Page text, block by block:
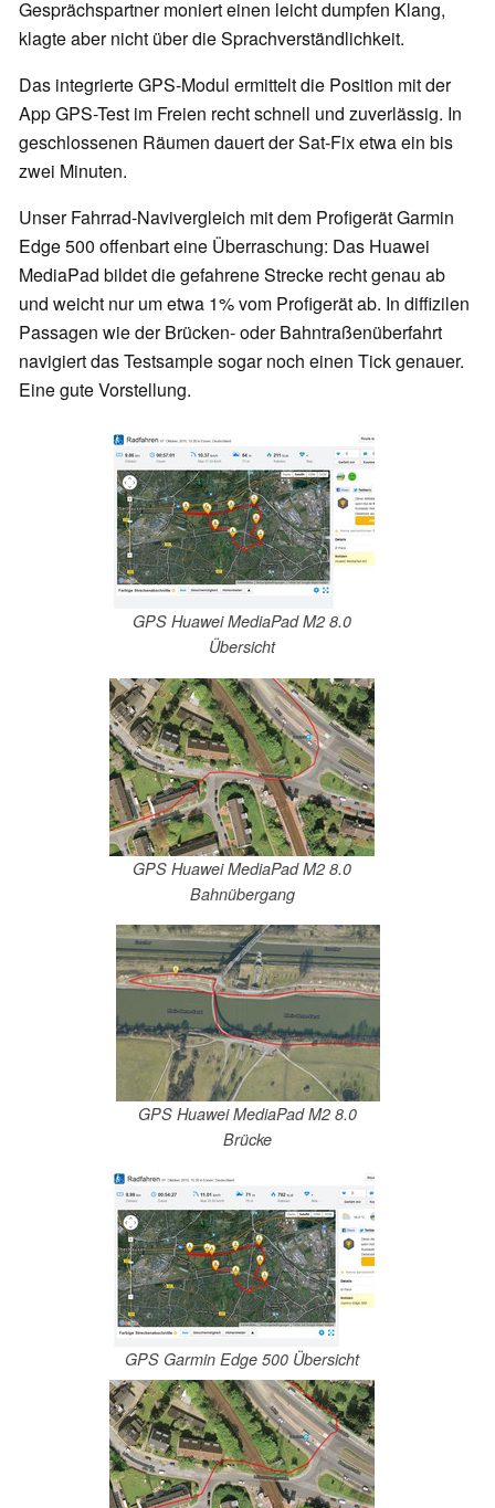
Gesprächspartner moniert einen leicht dumpfen Klang,
klagte aber nicht über die Sprachverständlichkeit.
Das integrierte GPS-Modul ermittelt die Position mit der
App GPS-Test im Freien recht schnell und zuverlässig. In
geschlossenen Räumen dauert der Sat-Fix etwa ein bis
zwei Minuten.
Unser Fahrrad-Navivergleich mit dem Profigerät Garmin
Edge 500 offenbart eine Überraschung: Das Huawei
MediaPad bildet die gefahrene Strecke recht genau ab
und weicht nur um etwa 1% vom Profigerät ab. In diffizilen
Passagen wie der Brücken- oder Bahntraßenüberfahrt
navigiert das Testsample sogar noch einen Tick genauer.
Eine gute Vorstellung.
GPS Huawei MediaPad M2 8.0
Übersicht
GPS Huawei MediaPad M2 8.0
Bahnübergang
GPS Huawei MediaPad M2 8.0
Brücke
GPS Garmin Edge 500 Übersicht